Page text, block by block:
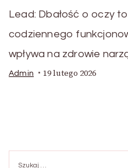
Lead: Dbałość o oczy
codziennego
wpływa na zdrowie
Admin 19 lutego 2026